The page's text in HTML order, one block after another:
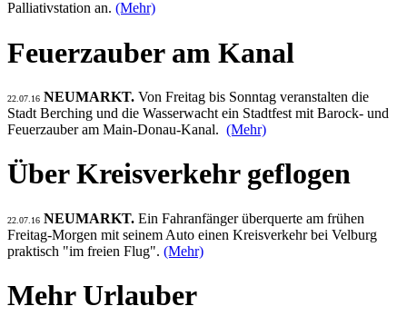
Palliativstation an. (Mehr)
Feuerzauber am Kanal
22.07.16 NEUMARKT. Von Freitag bis Sonntag veranstalten die
Stadt Berching und die Wasserwacht ein Stadtfest mit Barock- und
Feuerzauber am Main-Donau-Kanal. (Mehr)
Über Kreisverkehr geflogen
22.07.16 NEUMARKT. Ein Fahranfänger überquerte am frühen
Freitag-Morgen mit seinem Auto einen Kreisverkehr bei Velburg
praktisch "im freien Flug". (Mehr)
Mehr Urlauber